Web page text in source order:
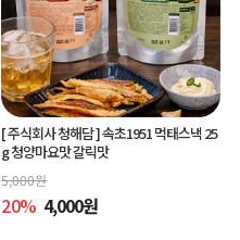
[ 주식회사 청해담 ]속초1951 먹태스낵 25
g 청양마요맛 갈릭맛
5,000원
20% 4,000원